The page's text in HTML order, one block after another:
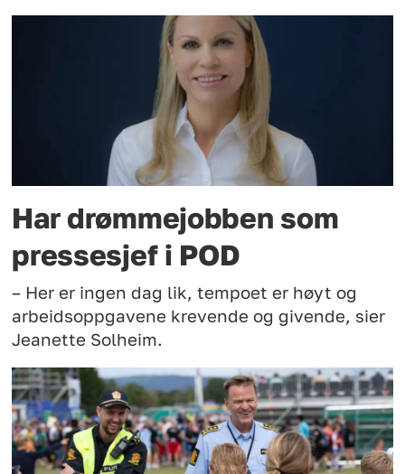
Har drømmejobben som
pressesjef i POD
– Her er ingen dag lik, tempoet er høyt og
arbeidsoppgavene krevende og givende, sier
Jeanette Solheim.